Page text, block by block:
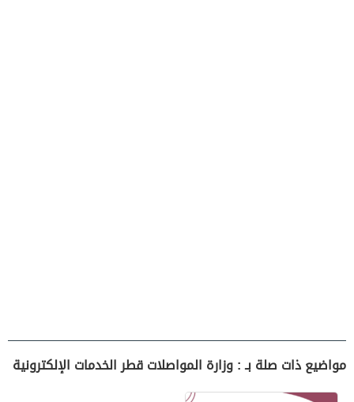
مواضيع ذات صلة بـ : وزارة المواصلات قطر الخدمات الإلكترونية